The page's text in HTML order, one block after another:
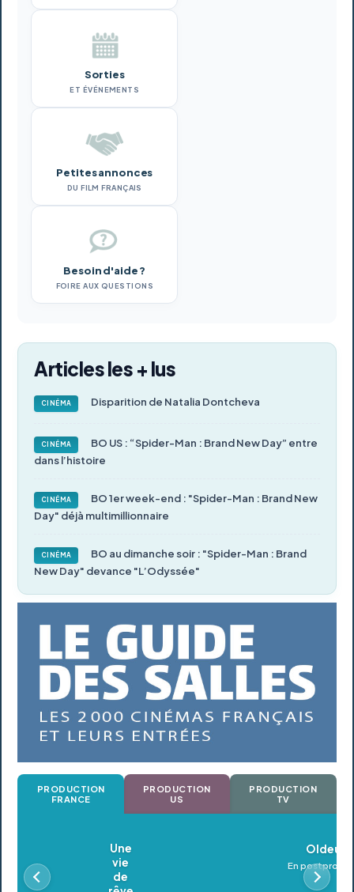
Sorties
ET ÉVÉNEMENTS
Petites annonces
DU FILM FRANÇAIS
Besoin d'aide ?
FOIRE AUX QUESTIONS
Articles les + lus
CINÉMA Disparition de Natalia Dontcheva
CINÉMA
BO US : “Spider-Man : Brand New Day” entre
dans l’histoire
CINÉMA
BO 1er week-end : "Spider-Man : Brand New
Day" déjà multimillionnaire
CINÉMA
BO au dimanche soir : "Spider-Man : Brand
New Day" devance "L’Odyssée"
PRODUCTION
FRANCE
PRODUCTION
US
PRODUCTION
TV
Oldeupe
En postproduction